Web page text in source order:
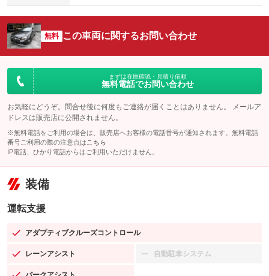
無料 この車両に関するお問い合わせ
まずは在庫確認・見積り依頼
無料電話でお問い合わせ
お気軽にどうぞ。問合せ後に何度もご連絡が届くことはありません。 メールア
ドレスは販売店に公開されません。
※無料電話をご利用の場合は、販売店へお客様の電話番号が通知されます。無料電話
番号ご利用の際の注意点は こちら
IP電話、ひかり電話からはご利用いただけません。
装備
運転支援
アダプティブクルーズコントロール
：装備あり
レーンアシスト
：装備あり 自動駐車システム
：装備なし